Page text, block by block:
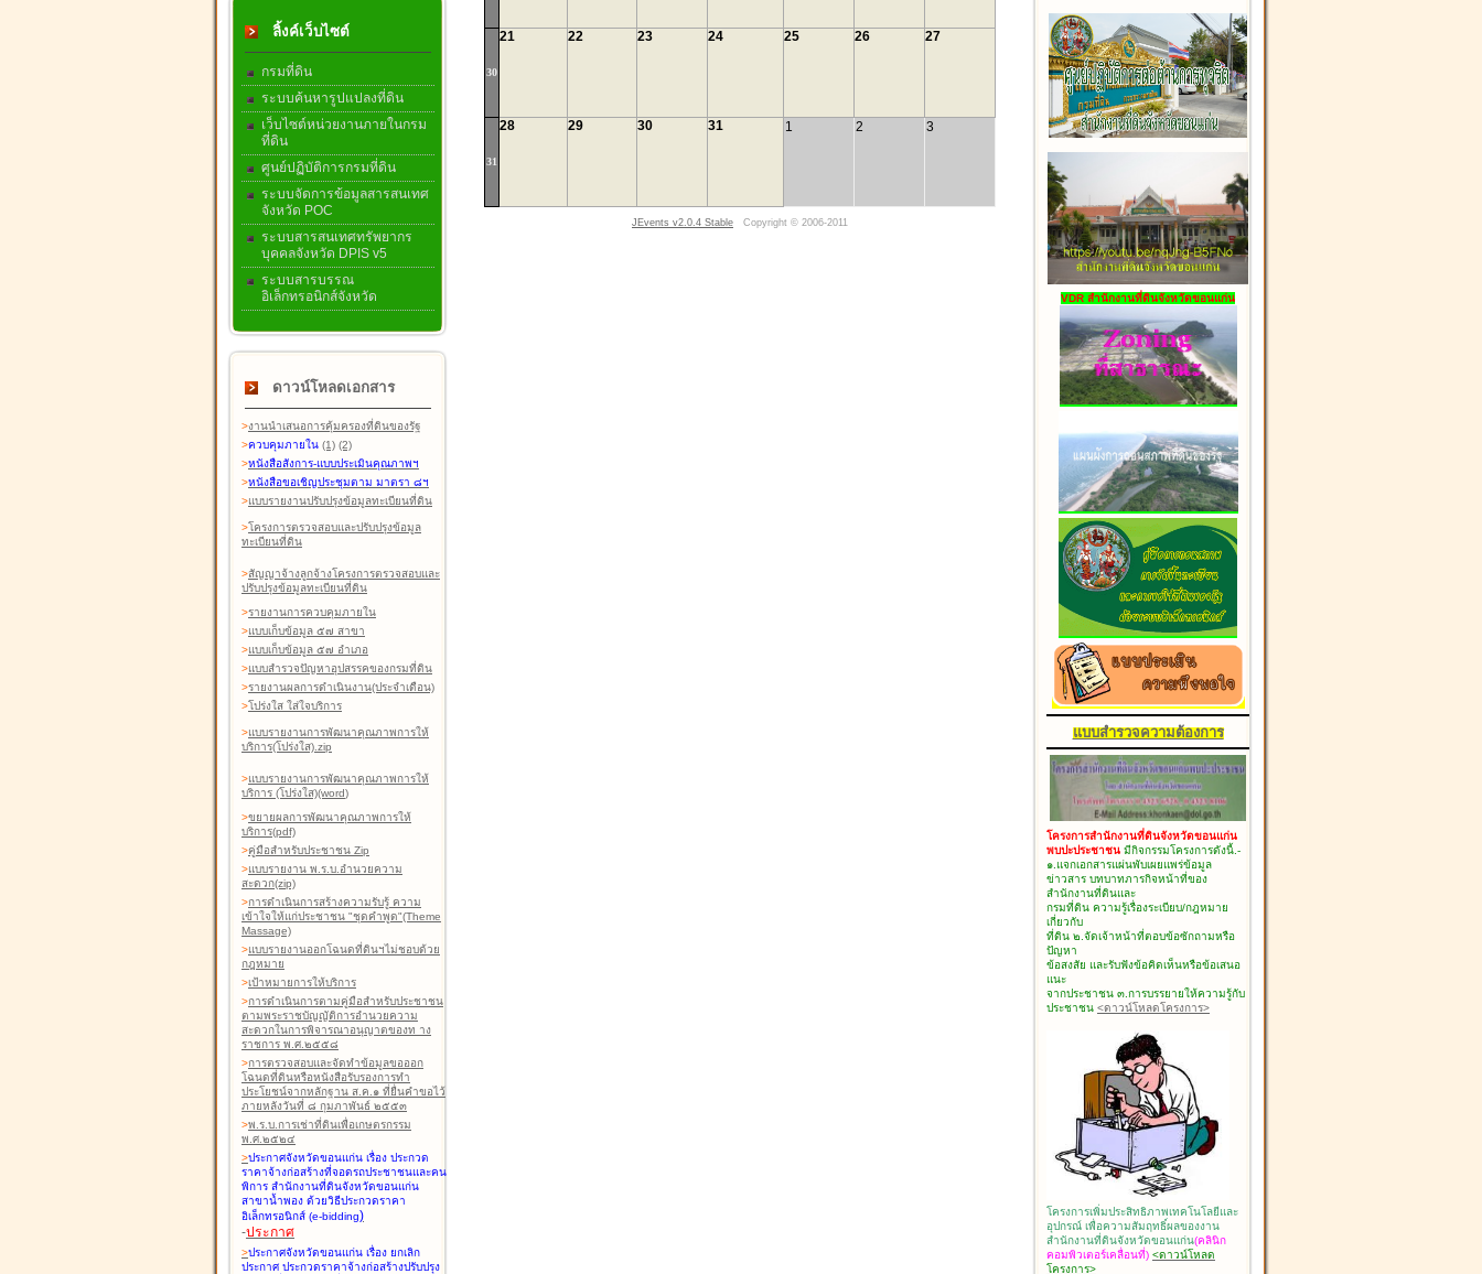
ลิ้งค์เว็บไซต์
กรมที่ดิน
ระบบค้นหารูปแปลงที่ดิน
เว็บไซต์หน่วยงานภายในกรม
ที่ดิน
ศูนย์ปฏิบัติการกรมที่ดิน
ระบบจัดการข้อมูลสารสนเทศ
จังหวัด POC
ระบบสารสนเทศทรัพยากร
บุคคลจังหวัด DPIS v5
ระบบสารบรรณ
อิเล็กทรอนิกส์จังหวัด
ดาวน์โหลดเอกสาร
>งานนำเสนอการคุ้มครองที่ดินของรัฐ
>ควบคุมภายใน (1) (2)
>หนังสือสังการ-แบบประเมินคุณภาพฯ
>หนังสือขอเชิญประชุมตาม มาตรา ๘ฯ
>แบบรายงานปรับปรุงข้อมูลทะเบียนที่ดิน
>โครงการตรวจสอบและปรับปรุงข้อมูล
ทะเบียนที่ดิน
>สัญญาจ้างลูกจ้างโครงการตรวจสอบและ
ปรับปรุงข้อมูลทะเบียนที่ดิน
>รายงานการควบคุมภายใน
>แบบเก็บข้อมูล ๕๗ สาขา
>แบบเก็บข้อมูล ๕๗ อำเภอ
>แบบสำรวจปัญหาอุปสรรคของกรมที่ดิน
>รายงานผลการดำเนินงาน(ประจำเดือน)
>โปร่งใส ใส่ใจบริการ
>แบบรายงานการพัฒนาคุณภาพการให้
บริการ(โปร่งใส).zip
>แบบรายงานการพัฒนาคุณภาพการให้
บริการ (โปร่งใส)(word)
>ขยายผลการพัฒนาคุณภาพการให้
บริการ(pdf)
>คู่มือสำหรับประชาชน Zip
>แบบรายงาน พ.ร.บ.อำนวยความ
สะดวก(zip)
>การดำเนินการสร้างความรับรู้ ความ
เข้าใจให้แก่ประชาชน "ชุดคำพูด"(Theme
Massage)
>แบบรายงานออกโฉนดที่ดินฯไม่ชอบด้วย
กฎหมาย
>เป้าหมายการให้บริการ
>การดำเนินการตามคู่มือสำหรับประชาชน
ตามพระราชบัญญัติการอำนวยความ
สะดวกในการพิจารณาอนุญาตของท าง
ราชการ พ.ศ.๒๕๕๘
>การตรวจสอบและจัดทำข้อมูลขอออก
โฉนดที่ดินหรือหนังสือรับรองการทำ
ประโยชน์จากหลักฐาน ส.ค.๑ ที่ยื่นคำขอไว้
ภายหลังวันที่ ๘ กุมภาพันธ์ ๒๕๕๓
>พ.ร.บ.การเช่าที่ดินเพื่อเกษตรกรรม
พ.ศ.๒๕๒๔
>ประกาศจังหวัดขอนแก่น เรื่อง ประกวด
ราคาจ้างก่อสร้างที่จอดรถประชาชนและคน
พิการ สำนักงานที่ดินจังหวัดขอนแก่น
สาขาน้ำพอง ด้วยวิธีประกวดราคา
อิเล็กทรอนิกส์ (e-bidding)
-ประกาศ
>ประกาศจังหวัดขอนแก่น เรื่อง ยกเลิก
ประกาศ ประกวดราคาจ้างก่อสร้างปรับปรุง
30
21 22 23 24 25 26 27
31
28 29 30 31 1 2 3
JEvents v2.0.4 Stable Copyright © 2006-2011
VDR สำนักงานที่ดินจังหวัดขอนแก่น
แบบสำรวจความต้องการ
โครงการสำนักงานที่ดินจังหวัดขอนแก่น
พบปะประชาชน มีกิจกรรมโครงการดังนี้.-
๑.แจกเอกสารแผ่นพับเผยแพร่ข้อมูล
ข่าวสาร บทบาทภารกิจหน้าที่ของ
สำนักงานที่ดินและ
กรมที่ดิน ความรู้เรื่องระเบียบ/กฎหมาย
เกี่ยวกับ
ที่ดิน ๒.จัดเจ้าหน้าที่ตอบข้อซักถามหรือ
ปัญหา
ข้อสงสัย และรับฟังข้อคิดเห็นหรือข้อเสนอ
แนะ
จากประชาชน ๓.การบรรยายให้ความรู้กับ
ประชาชน <ดาวน์โหลดโครงการ>
โครงการเพิ่มประสิทธิภาพเทคโนโลยีและ
อุปกรณ์ เพื่อความสัมฤทธิ์ผลของงาน
สำนักงานที่ดินจังหวัดขอนแก่น(คลินิก
คอมพิวเตอร์เคลื่อนที่) <ดาวน์โหลด
โครงการ>